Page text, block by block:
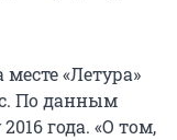
«Летура»
По данным
года. «О том,